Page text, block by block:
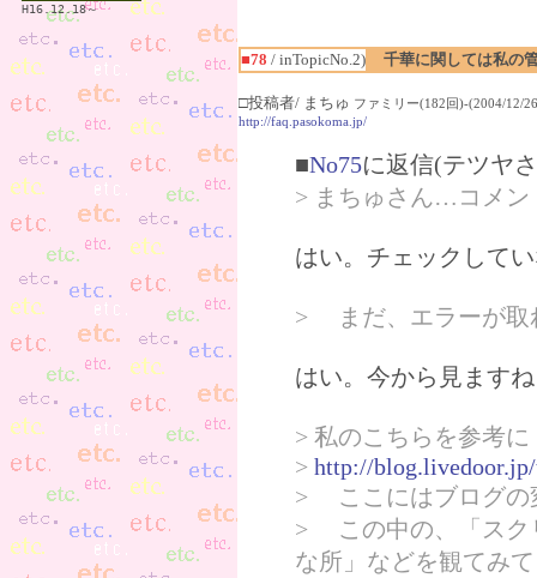
■78 / inTopicNo.2) 千華に関しては私の
□投稿者/ まちゅ ファミリー(182回)-(2004/12/
http://faq.pasokoma.jp/
■No75に返信(テツヤ
> まちゅさん…コメン
はい。チェックして
> まだ、エラーが取
はい。今から見ます
> 私のこちらを参考に
> http://
> ここにはブログの
> この中の、「スク
な所」などを観てみ
H16.12.18～